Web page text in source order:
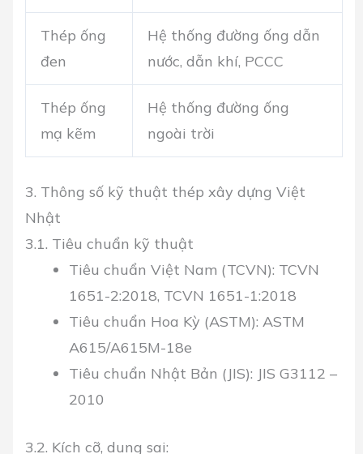
Thép ống
đen
Hệ thống đường ống dẫn
nước, dẫn khí, PCCC
Thép ống
mạ kẽm
Hệ thống đường ống
ngoài trời
3. Thông số kỹ thuật thép xây dựng Việt
Nhật
3.1. Tiêu chuẩn kỹ thuật
Tiêu chuẩn Việt Nam (TCVN): TCVN
1651-2:2018, TCVN 1651-1:2018
Tiêu chuẩn Hoa Kỳ (ASTM): ASTM
A615/A615M-18e
Tiêu chuẩn Nhật Bản (JIS): JIS G3112 –
2010
3.2. Kích cỡ, dung sai: